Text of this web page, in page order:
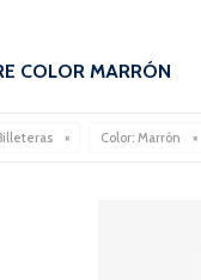
COLOR MARRÓN
Color: Marrón